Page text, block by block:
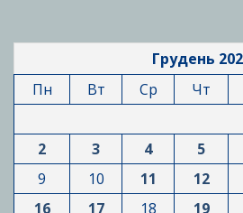
Грудень
Пн
Вт Ср Чт
2
3 4 5
9
10 11 12
16
17 18 19